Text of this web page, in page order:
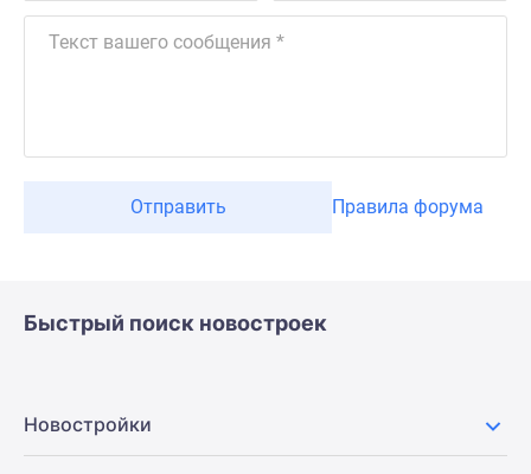
Отправить Правила форума
Быстрый поиск новостроек
Новостройки